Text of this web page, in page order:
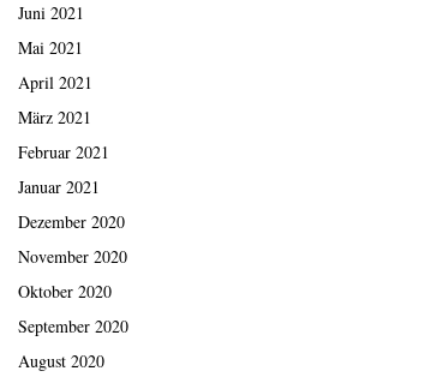
Juni 2021
Mai 2021
April 2021
März 2021
Februar 2021
Januar 2021
Dezember 2020
November 2020
Oktober 2020
September 2020
August 2020